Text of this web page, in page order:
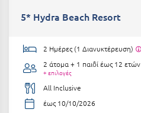
Κουρούτα Ηλείας
Κρουαζιέρες
Κύθηρα
5* Hydra Beach Resort
2 Ημέρες (1 Διανυκτέρευση)
2 άτομα + 1 παιδί έως 12 ετών
+ επιλογές
All Inclusive
έως 10/10/2026